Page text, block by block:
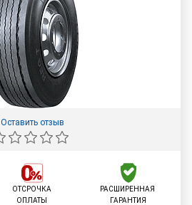
Оставить отзыв
ОТСРОЧКА
ОПЛАТЫ
РАСШИРЕННАЯ
ГАРАНТИЯ